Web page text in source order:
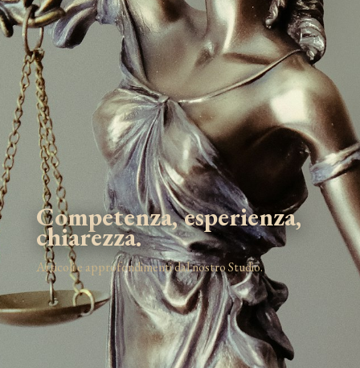
Competenza, esperienza,
chiarezza.
Articoli e approfondimenti dal nostro Studio.